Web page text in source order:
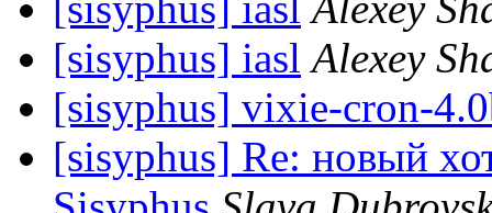
[sisyphus] iasl Alexey
[sisyphus] vixie-cron-
[sisyphus] Re: новый